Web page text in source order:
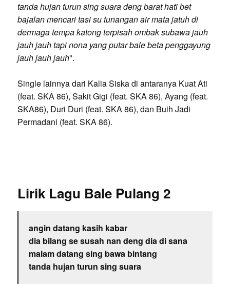
tanda hujan turun sing suara deng barat hati bet
bajalan mencari tasi su tunangan air mata jatuh di
dermaga tempa katong terpisah ombak subawa jauh
jauh jauh tapi nona yang putar bale beta penggayung
jauh jauh jauh".
Single lainnya dari Kalia Siska di antaranya Kuat Ati
(feat. SKA 86), Sakit Gigi (feat. SKA 86), Ayang (feat.
SKA86), Duri Duri (feat. SKA 86), dan Buih Jadi
Permadani (feat. SKA 86).
Lirik Lagu Bale Pulang 2
angin datang kasih kabar
dia bilang se susah nan deng dia di sana
malam datang sing bawa bintang
tanda hujan turun sing suara